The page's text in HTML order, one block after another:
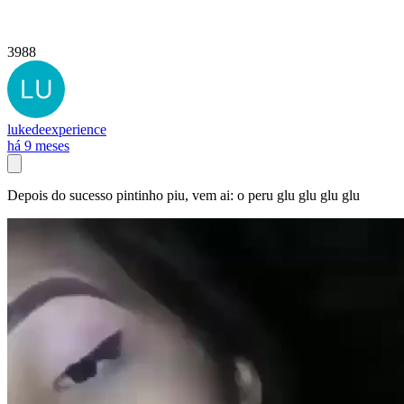
3988
lukedeexperience
há 9 meses
Depois do sucesso pintinho piu, vem ai: o peru glu glu glu glu